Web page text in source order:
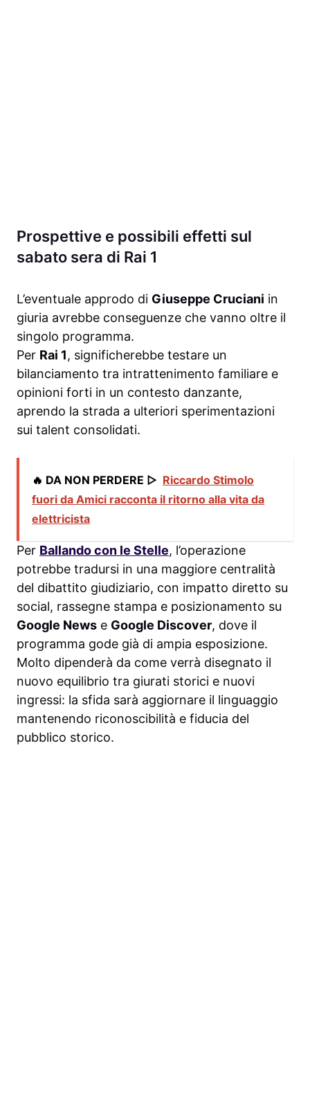
Prospettive e possibili effetti sul
sabato sera di Rai 1
L’eventuale approdo di Giuseppe Cruciani in
giuria avrebbe conseguenze che vanno oltre il
singolo programma.
Per Rai 1, significherebbe testare un
bilanciamento tra intrattenimento familiare e
opinioni forti in un contesto danzante,
aprendo la strada a ulteriori sperimentazioni
sui talent consolidati.
🔥 DA NON PERDERE ▷ Riccardo Stimolo
fuori da Amici racconta il ritorno alla vita da
elettricista
Per Ballando con le Stelle, l’operazione
potrebbe tradursi in una maggiore centralità
del dibattito giudiziario, con impatto diretto su
social, rassegne stampa e posizionamento su
Google News e Google Discover, dove il
programma gode già di ampia esposizione.
Molto dipenderà da come verrà disegnato il
nuovo equilibrio tra giurati storici e nuovi
ingressi: la sfida sarà aggiornare il linguaggio
mantenendo riconoscibilità e fiducia del
pubblico storico.